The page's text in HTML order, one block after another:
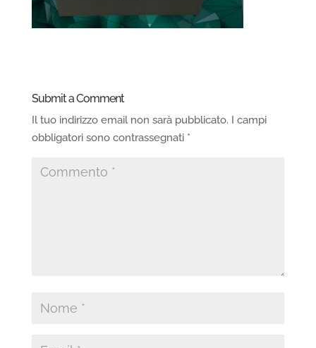
Submit a Comment
Il tuo indirizzo email non sarà pubblicato. I campi
obbligatori sono contrassegnati *